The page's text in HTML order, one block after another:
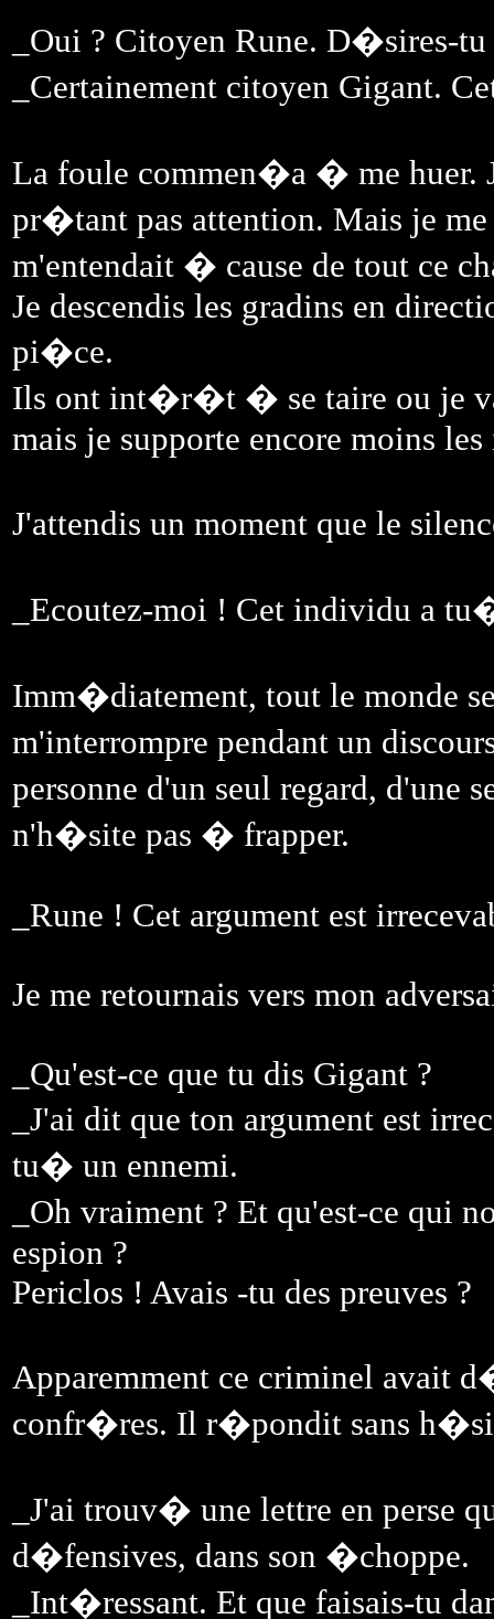
_Oui ? Citoyen Rune. D�sires-
_Certainement citoyen Gigant.
La foule commen�a � me huer.
pr�tant pas attention. Mais je me
m'entendait � cause de tout ce
Je descendis les gradins en
pi�ce.
Ils ont int�r�t � se taire ou je
mais je supporte encore moins
J'attendis un moment que le
_Ecoutez-moi ! Cet individu a
Imm�diatement, tout le monde
m'interrompre pendant un
personne d'un seul regard, d'une
n'h�site pas � frapper.
_Rune ! Cet argument est
Je me retournais vers mon
_Qu'est-ce que tu dis Gigant ?
_J'ai dit que ton argument est
tu� un ennemi.
_Oh vraiment ? Et qu'est-ce qui
espion ?
Periclos ! Avais -tu des preuves ?
Apparemment ce criminel avait
confr�res. Il r�pondit sans
_J'ai trouv� une lettre en perse
d�fensives, dans son �choppe.
_Int�ressant. Et que faisais-tu